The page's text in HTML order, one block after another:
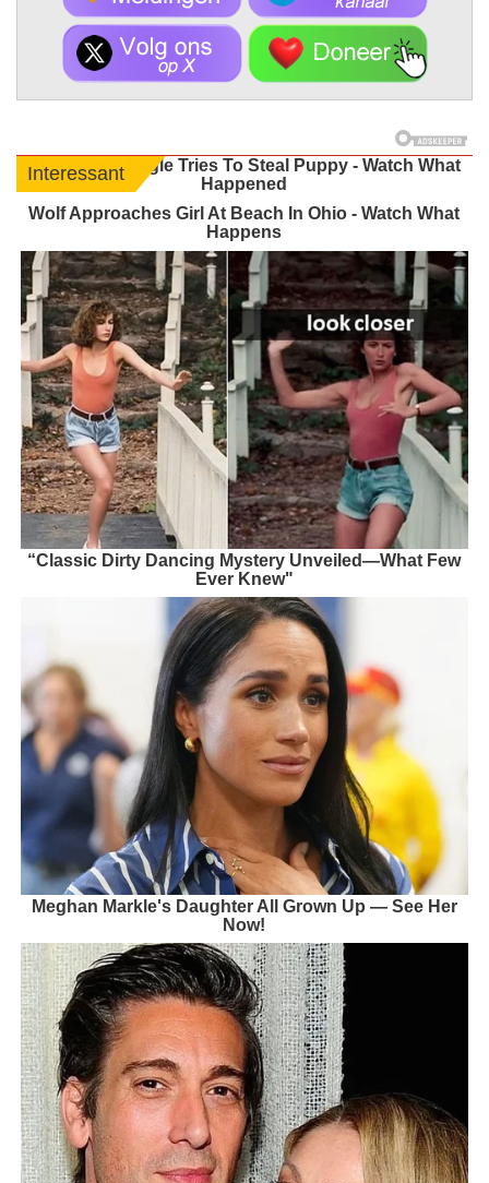
Interessant
Suspicious Eagle Tries To Steal Puppy - Watch What
Happened
Wolf Approaches Girl At Beach In Ohio - Watch What
Happens
“Classic Dirty Dancing Mystery Unveiled—What Few
Ever Knew"
Meghan Markle's Daughter All Grown Up — See Her
Now!